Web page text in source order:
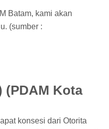
Batam, kami akan
(sumber :
(PDAM Kota
konsesi dari Otorita